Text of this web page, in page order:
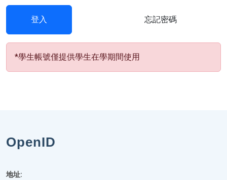
登入 忘記密碼
*學生帳號僅提供學生在學期間使用
OpenID
地址: